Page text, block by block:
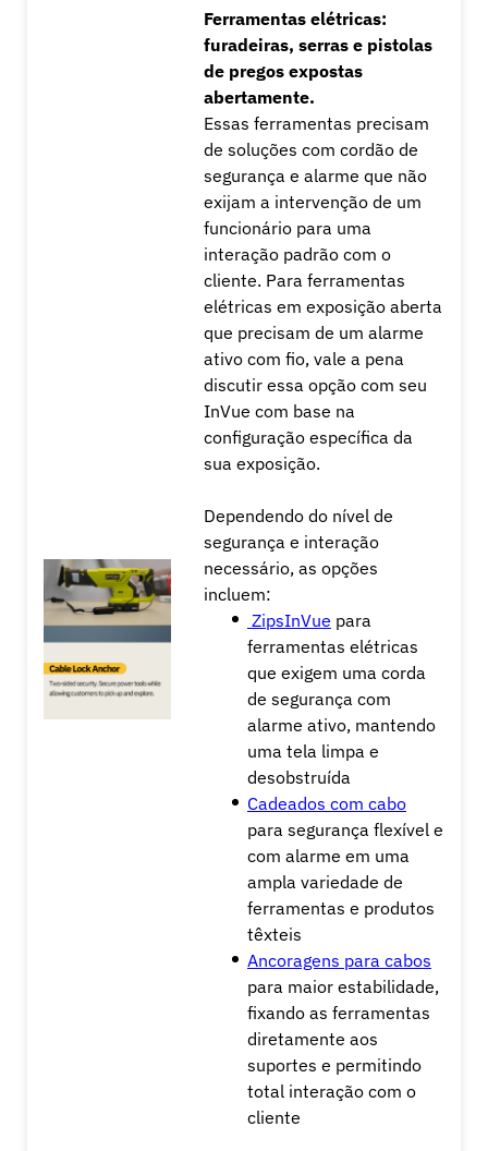
Ferramentas elétricas:
furadeiras, serras e pistolas
de pregos expostas
abertamente.
Essas ferramentas precisam
de soluções com cordão de
segurança e alarme que não
exijam a intervenção de um
funcionário para uma
interação padrão com o
cliente. Para ferramentas
elétricas em exposição aberta
que precisam de um alarme
ativo com fio, vale a pena
discutir essa opção com seu
InVue com base na
configuração específica da
sua exposição.
Dependendo do nível de
segurança e interação
necessário, as opções
incluem:
ZipsInVue para
ferramentas elétricas
que exigem uma corda
de segurança com
alarme ativo, mantendo
uma tela limpa e
desobstruída
Cadeados com cabo
para segurança flexível e
com alarme em uma
ampla variedade de
ferramentas e produtos
têxteis
Ancoragens para cabos
para maior estabilidade,
fixando as ferramentas
diretamente aos
suportes e permitindo
total interação com o
cliente